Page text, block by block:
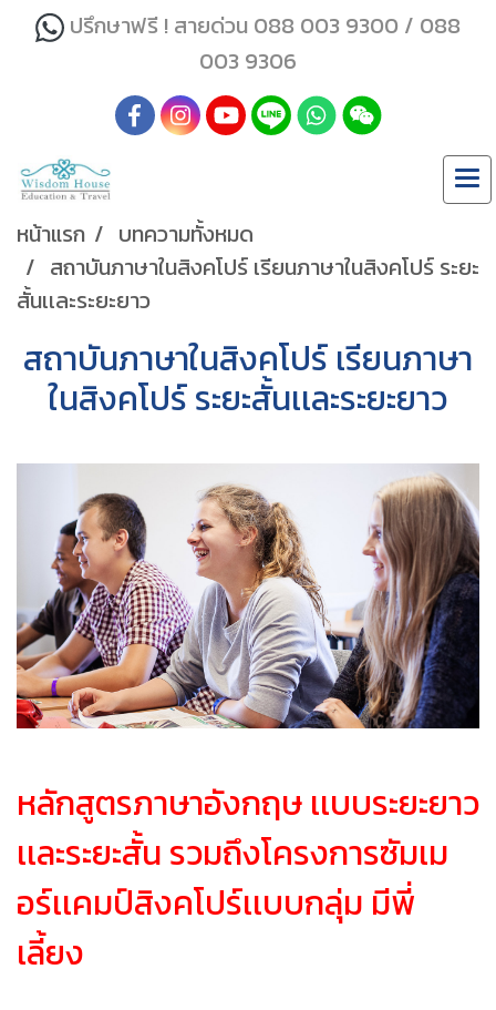
ปรึกษาฟรี ! สายด่วน 088 003 9300 / 088
003 9306
หน้าแรก
บทความทั้งหมด
สถาบันภาษาในสิงคโปร์ เรียนภาษาในสิงคโปร์ ระยะ
สั้นเเละระยะยาว
สถาบันภาษาในสิงคโปร์ เรียนภาษา
ในสิงคโปร์ ระยะสั้นเเละระยะยาว
หลักสูตรภาษาอังกฤษ เเบบระยะยาว
เเละระยะสั้น รวมถึงโครงการซัมเม
อร์เเคมป์สิงคโปร์เเบบกลุ่ม มีพี่
เลี้ยง